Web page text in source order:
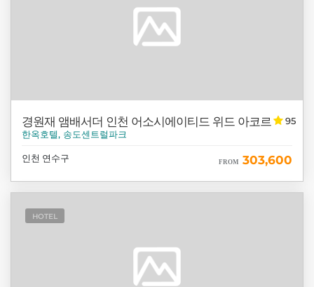
95
경원재 앰배서더 인천 어소시에이티드 위드 아코르
한옥호텔, 송도센트럴파크
인천 연수구 FROM 303,600
HOTEL